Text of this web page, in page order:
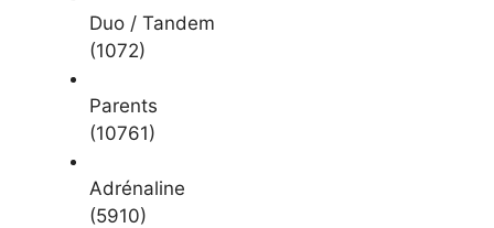
Duo / Tandem
(1072)
Parents
(10761)
Adrénaline
(5910)